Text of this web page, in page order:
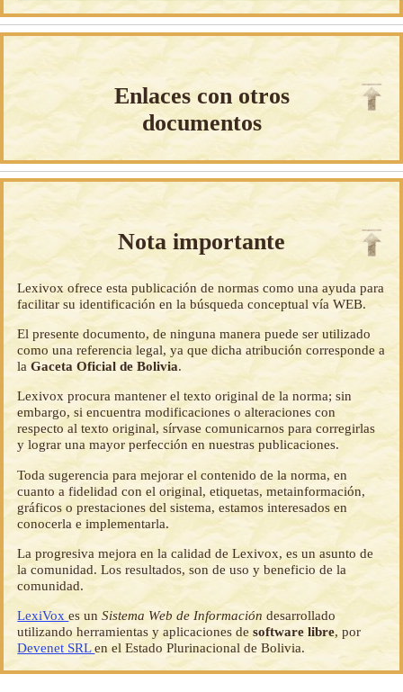
Enlaces con otros
documentos
Nota importante
Lexivox ofrece esta publicación de normas como una ayuda para
facilitar su identificación en la búsqueda conceptual vía WEB.
El presente documento, de ninguna manera puede ser utilizado
como una referencia legal, ya que dicha atribución corresponde a
laGaceta Oficial de Bolivia.
Lexivox procura mantener el texto original de la norma; sin
embargo, si encuentra modificaciones o alteraciones con
respecto al texto original, sírvase comunicarnos para corregirlas
y lograr una mayor perfección en nuestras publicaciones.
Toda sugerencia para mejorar el contenido de la norma, en
cuanto a fidelidad con el original, etiquetas, metainformación,
gráficos o prestaciones del sistema, estamos interesados en
conocerla e implementarla.
La progresiva mejora en la calidad de Lexivox, es un asunto de
la comunidad. Los resultados, son de uso y beneficio de la
comunidad.
LexiVoxes unSistema Web de Información desarrollado
utilizando herramientas y aplicaciones desoftware libre, por
Devenet SRLen el Estado Plurinacional de Bolivia.